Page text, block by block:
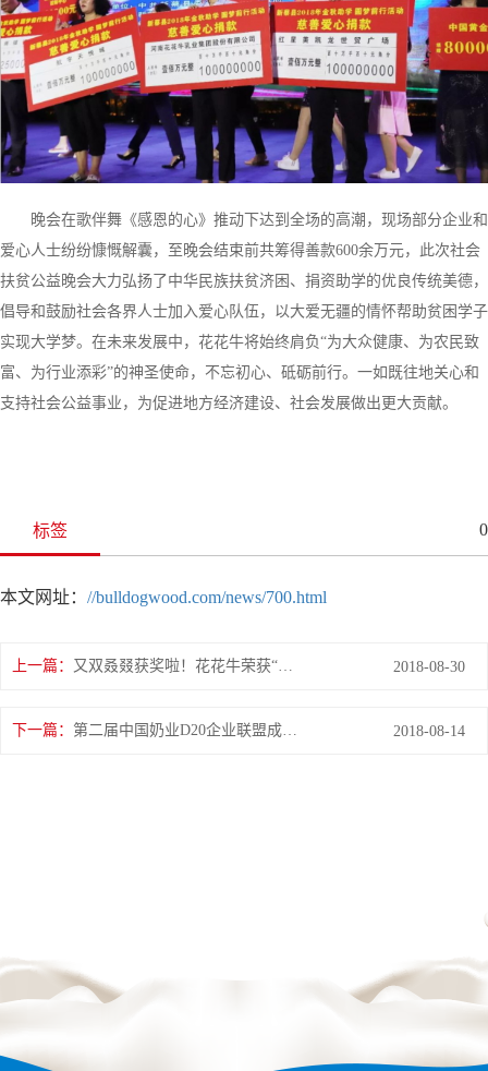
晚会在歌伴舞《感恩的心》推动下达到全场的高潮，现场部分企业和
爱心人士纷纷慷慨解囊，至晚会结束前共筹得善款600余万元，此次社会
扶贫公益晚会大力弘扬了中华民族扶贫济困、捐资助学的优良传统美德，
倡导和鼓励社会各界人士加入爱心队伍，以大爱无疆的情怀帮助贫困学子
实现大学梦。在未来发展中，花花牛将始终肩负“为大众健康、为农民致
富、为行业添彩”的神圣使命，不忘初心、砥砺前行。一如既往地关心和
支持社会公益事业，为促进地方经济建设、社会发展做出更大贡献。
标签 0
本文网址： //bulldogwood.com/news/700.html
上一篇： 2018-08-30
下一篇： 2018-08-14